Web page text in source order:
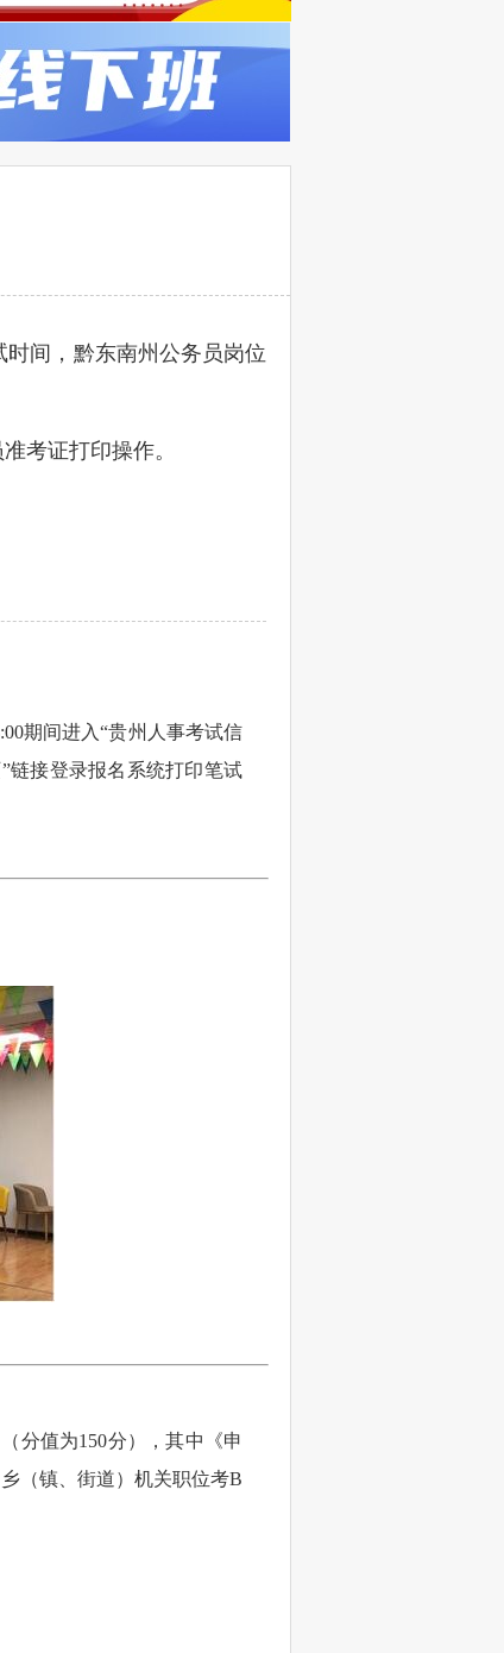
间，黔东南州公务员岗位
考证打印操作。
期间进入“贵州人事考试信
”链接登录报名系统打印笔试
分值为150分），其中《申
（镇、街道）机关职位考B